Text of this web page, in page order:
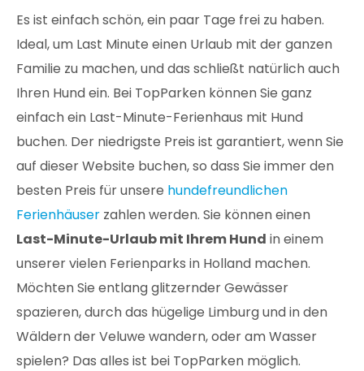
Es ist einfach schön, ein paar Tage frei zu haben.
Ideal, um Last Minute einen Urlaub mit der ganzen
Familie zu machen, und das schließt natürlich auch
Ihren Hund ein. Bei TopParken können Sie ganz
einfach ein Last-Minute-Ferienhaus mit Hund
buchen. Der niedrigste Preis ist garantiert, wenn Sie
auf dieser Website buchen, so dass Sie immer den
besten Preis für unsere hundefreundlichen
Ferienhäuser zahlen werden. Sie können einen
Last-Minute-Urlaub mit Ihrem Hund in einem
unserer vielen Ferienparks in Holland machen.
Möchten Sie entlang glitzernder Gewässer
spazieren, durch das hügelige Limburg und in den
Wäldern der Veluwe wandern, oder am Wasser
spielen? Das alles ist bei TopParken möglich.